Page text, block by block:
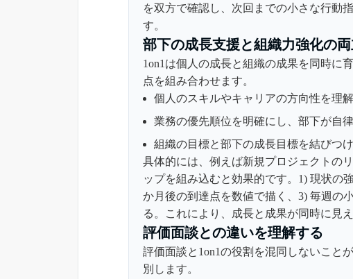
を双方で確認し、次回までの小さな行動
す。
部下の成長支援と組織力強化の両
1on1は個人の成長と組織の成果を同時に
点を組み合わせます。
個人のスキルやキャリアの方向性を理
業務の優先順位を明確にし、部下が自
組織の目標と部下の成長目標を結びつ
具体的には、例えば新規プロジェクトの
ップを組み込むと効果的です。1) 現状の
か月後の到達点を数値で描く、3) 毎週の
る。これにより、成長と成果が同時に見
評価面談との違いを理解する
評価面談と1on1の役割を混同しないこと
別します。